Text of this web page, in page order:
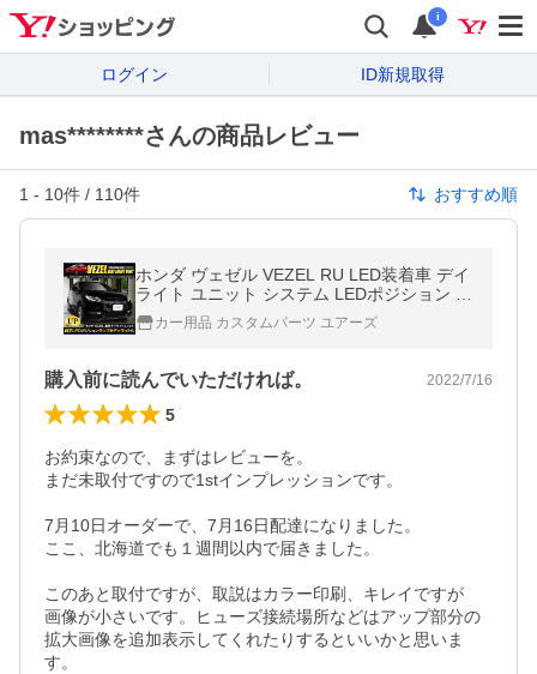
i
ログイン ID新規取得
mas********さんの商品レビュー
1 - 10件 / 110件 おすすめ順
ホンダ ヴェゼル VEZEL RU LED装着車 デイ
ライト ユニット システム LEDポジション デ
イライト化 ドレスアップ[5]-1
カー用品 カスタムパーツ ユアーズ
購入前に読んでいただければ。 2022/7/16
5
お約束なので、まずはレビューを。
まだ未取付ですので1stインプレッションです。
7月10日オーダーで、7月16日配達になりました。
ここ、北海道でも１週間以内で届きました。
このあと取付ですが、取説はカラー印刷、キレイですが
画像が小さいです。ヒューズ接続場所などはアップ部分の
拡大画像を追加表示してくれたりするといいかと思いま
す。